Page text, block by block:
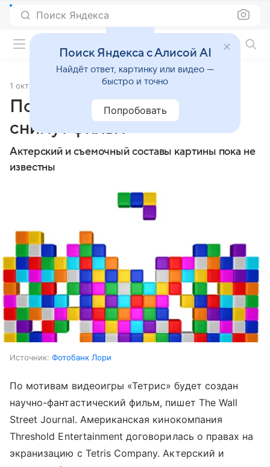
Поиск Яндекса
1 октября 2014 Источник:Lenta.Ru
По мотивам игры «Тетрис»
снимут фильм
Актерский и съемочный составы картины пока не
известны
Источник: Фотобанк Лори
По мотивам видеоигры «Тетрис» будет создан
научно-фантастический фильм, пишет The Wall
Street Journal. Американская кинокомпания
Threshold Entertainment договорилась о правах на
экранизацию с Tetris Company. Актерский и
Поиск Яндекса с Алисой AI
Найдёт ответ, картинку или видео —
быстро и точно
Попробовать